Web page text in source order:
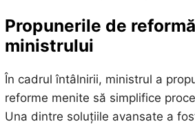
Propunerile de
ministrului
În cadrul întâlnirii, ministrul a
reforme menite să simplifice
Una dintre soluțiile avansate a